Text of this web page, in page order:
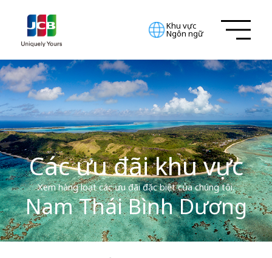
Khu vực
Ngôn ngữ
Các ưu đãi khu vực
Xem hàng loạt các ưu đãi đặc biệt của chúng tôi.
Nam Thái Bình Dương